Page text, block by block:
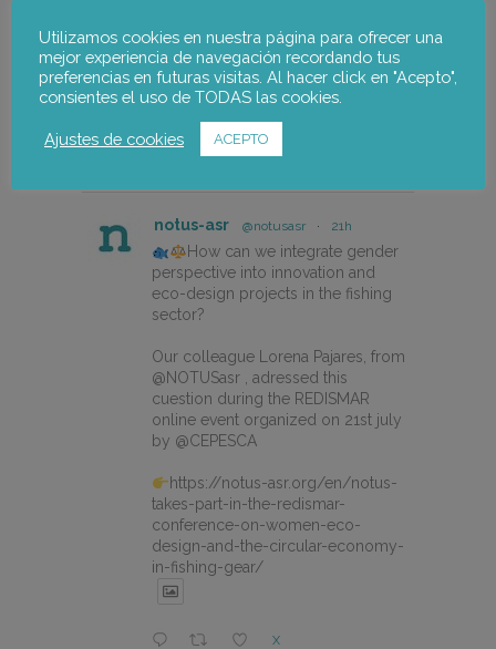
notus-asr
notus-asr @notusasr · 21h
How can we integrate gender
perspective into innovation and
eco-design projects in the fishing
sector?
Our colleague Lorena Pajares, from
@NOTUSasr , adressed this
cuestion during the REDISMAR
online event organized on 21st july
by @CEPESCA
https://notus-asr.org/en/notus-
takes-part-in-the-redismar-
conference-on-women-eco-
design-and-the-circular-economy-
in-fishing-gear/
X
Utilizamos cookies en nuestra página para ofrecer una
mejor experiencia de navegación recordando tus
preferencias en futuras visitas. Al hacer click en "Acepto",
consientes el uso de TODAS las cookies.
Ajustes de cookies ACEPTO